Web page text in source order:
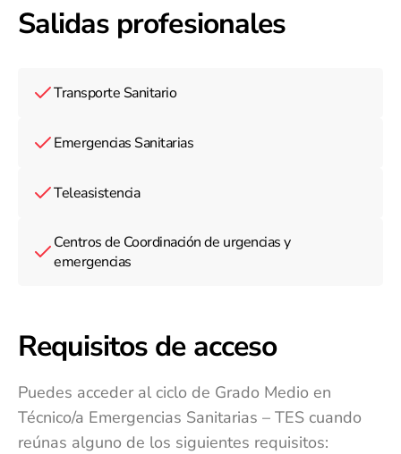
Salidas profesionales
Transporte Sanitario
Emergencias Sanitarias
Teleasistencia
Centros de Coordinación de urgencias y
emergencias
Requisitos de acceso
Puedes acceder al ciclo de Grado Medio en
Técnico/a Emergencias Sanitarias – TES cuando
reúnas alguno de los siguientes requisitos: